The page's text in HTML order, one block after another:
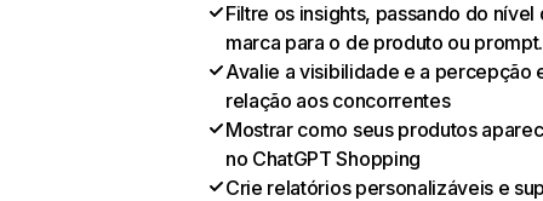
Filtre os insights, passando do nível
marca para o de produto ou prompt.
Avalie a visibilidade e a percepção
relação aos concorrentes
Mostrar como seus produtos
no ChatGPT Shopping
Crie relatórios personalizáveis e